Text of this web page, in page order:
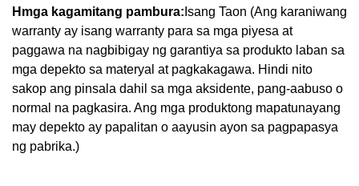
H mga kagamitang pambura: Isang Taon (Ang karaniwang
warranty ay isang warranty para sa mga piyesa at
paggawa na nagbibigay ng garantiya sa produkto laban sa
mga depekto sa materyal at pagkakagawa. Hindi nito
sakop ang pinsala dahil sa mga aksidente, pang-aabuso o
normal na pagkasira. Ang mga produktong mapatunayang
may depekto ay papalitan o aayusin ayon sa pagpapasya
ng pabrika.)